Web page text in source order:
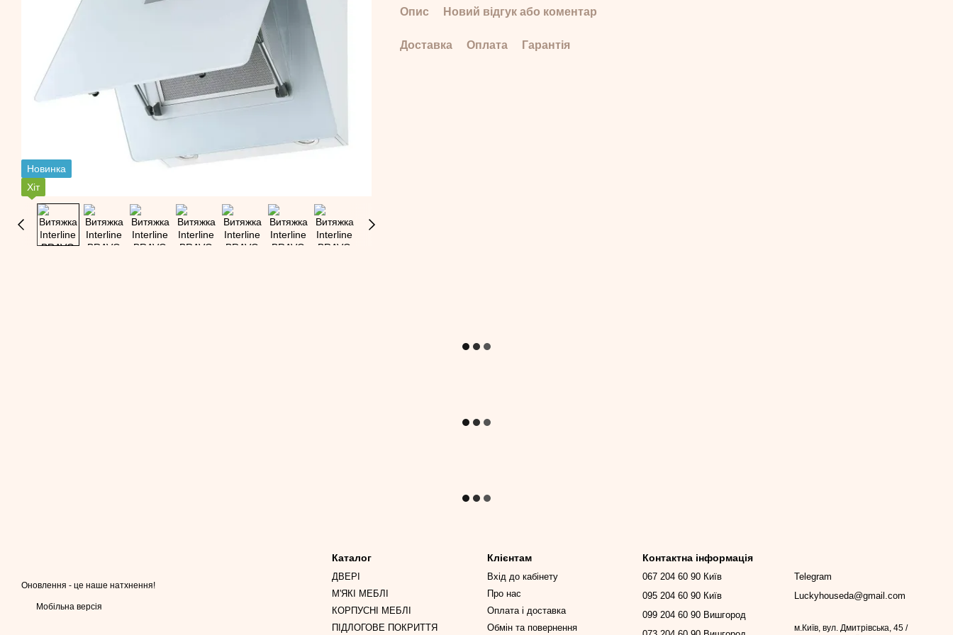
Новинка
Хіт
Опис Новий відгук або коментар
Доставка Оплата Гарантія
Оновлення - це наше натхнення!
Мобільна версія
Каталог
ДВЕРІ
М'ЯКІ МЕБЛІ
КОРПУСНІ МЕБЛІ
ПІДЛОГОВЕ ПОКРИТТЯ
Клієнтам
Вхід до кабінету
Про нас
Оплата і доставка
Обмін та повернення
Контактна інформація
067 204 60 90 Київ
095 204 60 90 Київ
099 204 60 90 Вишгород
Telegram
Luckyhouseda@gmail.com
м.Київ, вул. Дмитрівська, 45 /